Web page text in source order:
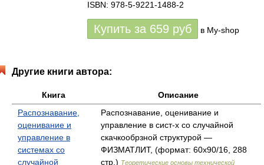
ISBN: 978-5-9221-1488-2
Купить за 659 руб в My-shop
Другие книги автора:
Книга
Описание
Распознавание,
оценивание и
управление в
системах со
случайной
Распознавание, оценивание и
управление в сист-х со случайной
скачкообрзной структурой —
ФИЗМАТЛИТ, (формат: 60x90/16, 288
стр.) Теоретические основы технической